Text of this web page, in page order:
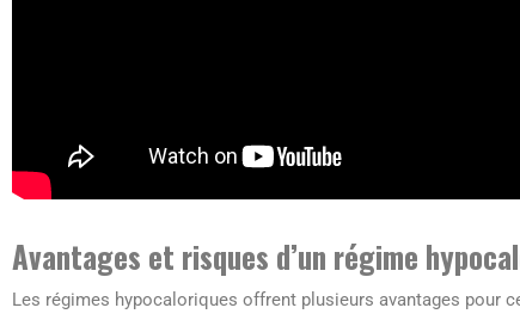
Avantages et risques d’un régime
Les régimes hypocaloriques offrent plusieurs avantages pour